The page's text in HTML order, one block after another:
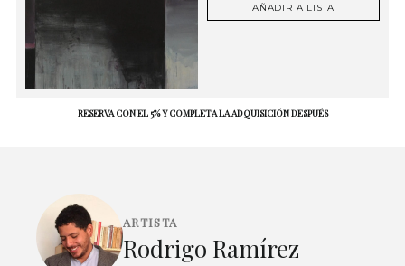
AÑADIR A LISTA
RESERVA CON EL 5% Y COMPLETA LA ADQUISICIÓN DESPUÉS
ARTISTA
Rodrigo Ramírez